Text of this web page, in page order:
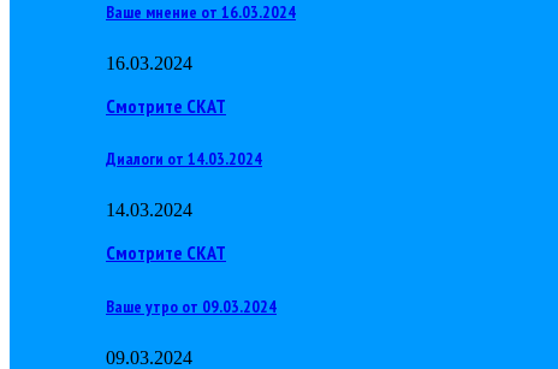
Ваше мнение от 16.03.2024
16.03.2024
Смотрите СКАТ
Диалоги от 14.03.2024
14.03.2024
Смотрите СКАТ
Ваше утро от 09.03.2024
09.03.2024